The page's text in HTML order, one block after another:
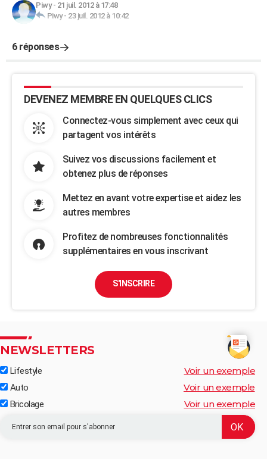
Piwy- 21 juil. 2012 à 17:48
Piwy- 23 juil. 2012 à 10:42
6 réponses
DEVENEZ MEMBRE EN QUELQUES CLICS
Connectez-vous simplement avec ceux qui
partagent vos intérêts
Suivez vos discussions facilement et
obtenez plus de réponses
Mettez en avant votre expertise et aidez les
autres membres
Profitez de nombreuses fonctionnalités
supplémentaires en vous inscrivant
S'INSCRIRE
NEWSLETTERS
Lifestyle Voir un exemple
Auto Voir un exemple
Bricolage Voir un exemple